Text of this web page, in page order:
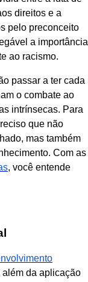
direitos e a
pelo preconceito
a importância
ao racismo.
passar a ter cada
o combate ao
intrínsecas. Para
que não
mas também
Com as
, você entende
da aplicação